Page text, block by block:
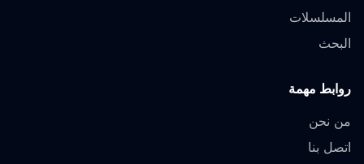
المسلسلات
البحث
روابط مهمة
من نحن
اتصل بنا